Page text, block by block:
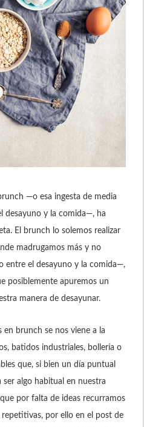
—o esa ingesta de media
desayuno y la comida—, ha
El brunch lo solemos realizar
madrugamos más y no
entre el desayuno y la comida—,
posiblemente apuremos un
manera de desayunar.
brunch se nos viene a la
batidos industriales, bollería o
que, si bien un día puntual
algo habitual en nuestra
por falta de ideas recurramos
por ello en el post de